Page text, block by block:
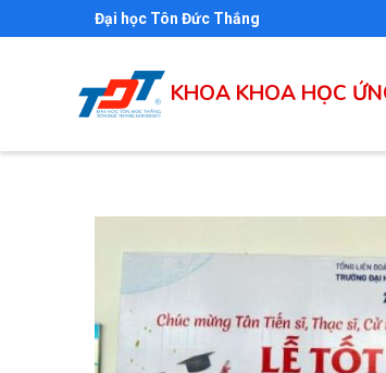
Đại học Tôn Đức Thắng
KHOA KHOA HỌC